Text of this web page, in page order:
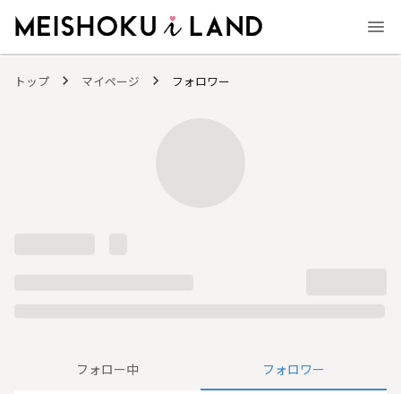
トップ マイページ フォロワー
フォロー中 フォロワー